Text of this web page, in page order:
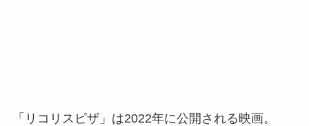
「リコリスピザ」は2022年に公開される映画。